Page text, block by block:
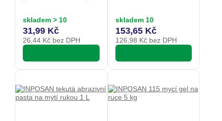
skladem > 10
31,99 Kč
26,44 Kč bez DPH
skladem 10
153,65 Kč
126,98 Kč bez DPH